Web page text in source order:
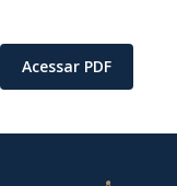
Acessar PDF